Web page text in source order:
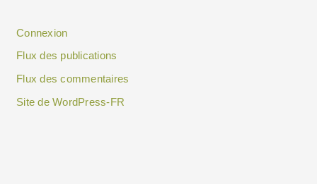
Connexion
Flux des publications
Flux des commentaires
Site de WordPress-FR